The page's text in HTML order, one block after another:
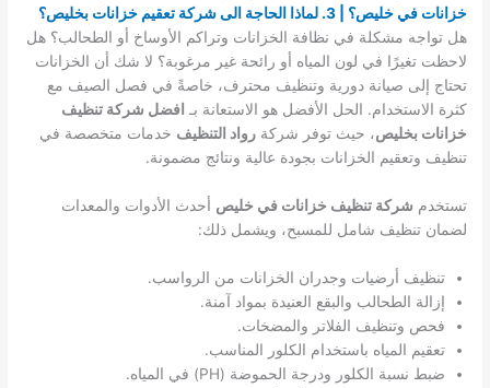
خزانات في خليص؟ | 3. لماذا الحاجة الى شركة تعقيم خزانات بخليص؟
هل تواجه مشكلة في نظافة الخزانات وتراكم الأوساخ أو الطحالب؟ هل
لاحظت تغيرًا في لون المياه أو رائحة غير مرغوبة؟ لا شك أن الخزانات
تحتاج إلى صيانة دورية وتنظيف محترف، خاصةً في فصل الصيف مع
كثرة الاستخدام. الحل الأفضل هو الاستعانة بـ افضل شركة تنظيف
خزانات بخليص، حيث توفر شركةرواد التنظيف خدمات متخصصة في
تنظيف وتعقيم الخزانات بجودة عالية ونتائج مضمونة.
تستخدم شركة تنظيف خزانات في خليص أحدث الأدوات والمعدات
لضمان تنظيف شامل للمسبح، ويشمل ذلك:
تنظيف أرضيات وجدران الخزانات من الرواسب.
إزالة الطحالب والبقع العنيدة بمواد آمنة.
فحص وتنظيف الفلاتر والمضخات.
تعقيم المياه باستخدام الكلور المناسب.
ضبط نسبة الكلور ودرجة الحموضة (PH) في المياه.